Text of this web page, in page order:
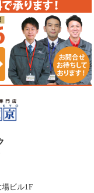
ビル1F